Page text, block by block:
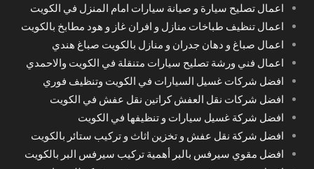
اعمال تصليح سيارة و صيانة سيارات امام المنزل في الكويت
اعمال تنظيف طباخات منازل و افران غاز و هود مطابخ بالكويت
اعمال صباغ و دهان جدران و منازل بالكويت صباغ هندي
اعمال فني ورشة تصليح سيارات متنقلة في الكويت والاحمدي
افضل شركات غسيل السيارات في الكويت وتنظيف فوري
افضل شركات نقل العفش كراتين نقل عفش في الكويت
افضل شركة غسيل سيارات و تنظيفها في الكويت
افضل شركة نقل عفش و تخزين اثاث و تركيب ستائر بالكويت
افضل مقوي سيرفس بالبر أهمية تركيب سيرفس البر بالكويت